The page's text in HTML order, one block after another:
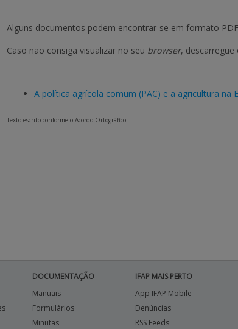
Alguns documentos podem encontrar-se em formato
Caso não consiga visualizar no seu browser, descarregue
A política agrícola comum (PAC) e a agricultura na
Texto escrito conforme o Acordo Ortográfico.
DOCUMENTAÇÃO
Manuais
Formulários
Minutas
IFAP MAIS PERTO
App IFAP Mobile
Denúncias
RSS Feeds